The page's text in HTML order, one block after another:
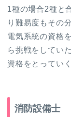
1種の場合2種と
り難易度もその
電気系統の資格
ら挑戦をしてい
資格をとってい
消防設備士